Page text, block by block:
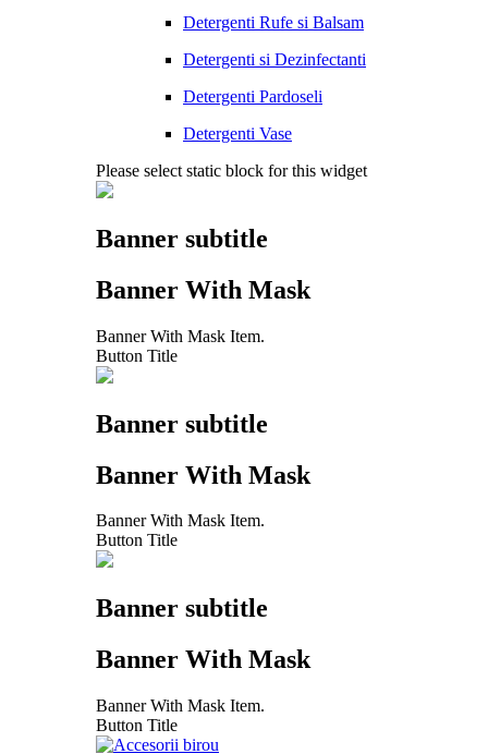
Detergenti Rufe si Balsam
Detergenti si Dezinfectanti
Detergenti Pardoseli
Detergenti Vase
Please select static block for this widget
Banner subtitle
Banner With Mask
Banner With Mask Item.
Button Title
Banner subtitle
Banner With Mask
Banner With Mask Item.
Button Title
Banner subtitle
Banner With Mask
Banner With Mask Item.
Button Title